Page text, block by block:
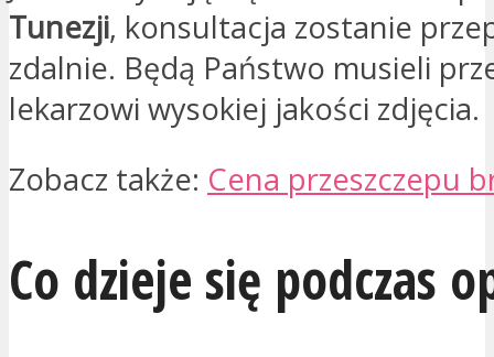
Tunezji, konsultacja zostanie
zdalnie. Będą Państwo musieli
lekarzowi wysokiej jakości zdjęcia.
Zobacz także: Cena przeszczepu
Co dzieje się podczas